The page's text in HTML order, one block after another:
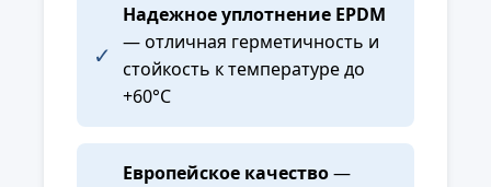
✓
Надежное уплотнение EPDM
— отличная герметичность и
стойкость к температуре до
+60°C
Европейское качество—